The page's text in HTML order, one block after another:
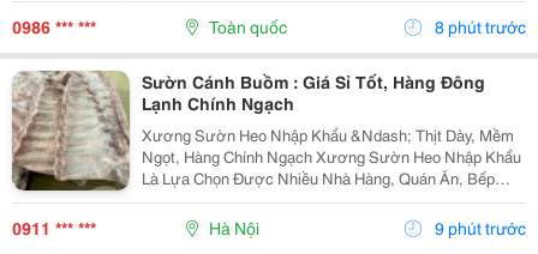
Ảnh, Màn Hình Led Còn Có Thể Hỗ Trợ Theo Dõi Và...
0986 *** *** Toàn quốc 8 phút trước
Sườn Cánh Buồm : Giá Sỉ Tốt, Hàng Đông
Lạnh Chính Ngạch
Xương Sườn Heo Nhập Khẩu &Ndash; Thịt Dày, Mềm
Ngọt, Hàng Chính Ngạch Xương Sườn Heo Nhập Khẩu
Là Lựa Chọn Được Nhiều Nhà Hàng, Quán Ăn, Bếp
Công Nghiệp Và Gia Đình Ưa Chuộng Nhờ Phần Thịt
Dày, Mềm Ngọt, Xương Nhỏ Và Hương Vị Thơm Ngon
Tự Nhiên ....
0911 *** *** Hà Nội 9 phút trước